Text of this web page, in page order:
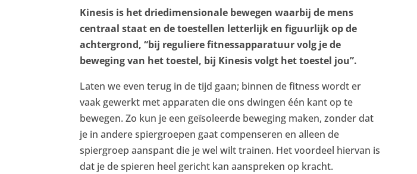
Kinesis is het driedimensionale bewegen waarbij de mens
centraal staat en de toestellen letterlijk en figuurlijk op de
achtergrond, “bij reguliere fitnessapparatuur volg je de
beweging van het toestel, bij Kinesis volgt het toestel jou”.
Laten we even terug in de tijd gaan; binnen de fitness wordt er
vaak gewerkt met apparaten die ons dwingen één kant op te
bewegen. Zo kun je een geïsoleerde beweging maken, zonder dat
je in andere spiergroepen gaat compenseren en alleen de
spiergroep aanspant die je wel wilt trainen. Het voordeel hiervan is
dat je de spieren heel gericht kan aanspreken op kracht.